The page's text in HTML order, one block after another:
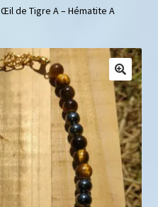
Œil de Tigre A – Hématite A